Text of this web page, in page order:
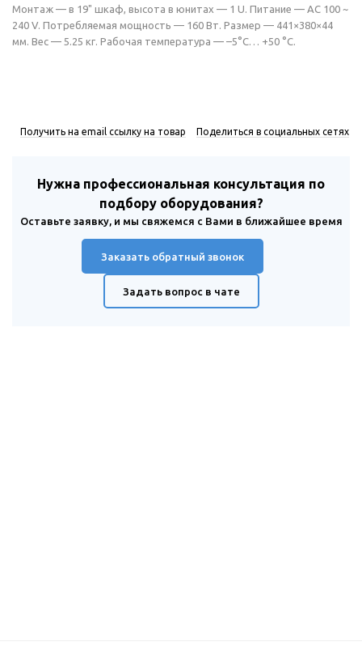
Монтаж — в 19" шкаф, высота в юнитах — 1 U. Питание — AC 100 ~
240 V. Потребляемая мощность — 160 Вт. Размер — 441×380×44
мм. Вес — 5.25 кг. Рабочая температура — –5°C… +50 °C.
Получить на email ссылку на товар Поделиться в социальных сетях
Нужна профессиональная консультация по
подбору оборудования?
Оставьте заявку, и мы свяжемся с Вами в ближайшее время
Заказать обратный звонок
Задать вопрос в чате